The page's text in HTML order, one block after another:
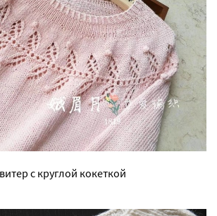
с круглой кокеткой